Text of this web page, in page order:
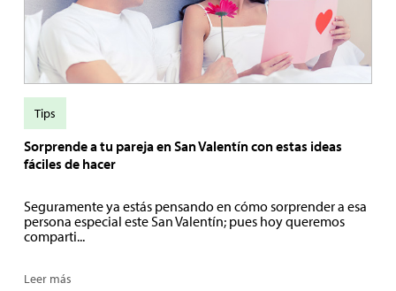
Sorprende a tu pareja en San Valentín con estas ideas
fáciles de hacer
Seguramente ya estás pensando en cómo sorprender a esa
persona especial este San Valentín; pues hoy queremos
comparti...
Leer más
Tips